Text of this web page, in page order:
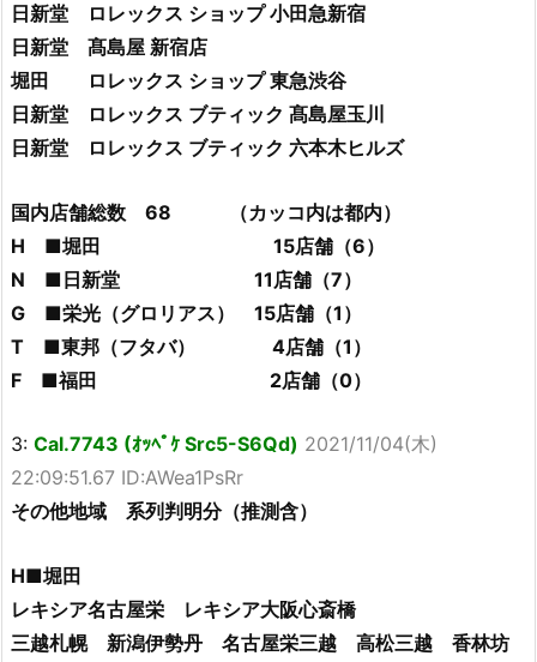
日新堂 ロレックス ショップ 小田急新宿
日新堂 髙島屋 新宿店
堀田 ロレックス ショップ 東急渋谷
日新堂 ロレックス ブティック 髙島屋玉川
日新堂 ロレックス ブティック 六本木ヒルズ
国内店舗総数 68 （カッコ内は都内）
H ■堀田 15店舗（6）
N ■日新堂 11店舗（7）
G ■栄光（グロリアス） 15店舗（1）
T ■東邦（フタバ） 4店舗（1）
F ■福田 2店舗（0）
3: Cal.7743 (ｵｯﾍﾟｹ Src5-S6Qd) 2021/11/04(木)
22:09:51.67 ID:AWea1PsRr
その他地域 系列判明分（推測含）
H■堀田
レキシア名古屋栄 レキシア大阪心斎橋
三越札幌 新潟伊勢丹 名古屋栄三越 高松三越 香林坊